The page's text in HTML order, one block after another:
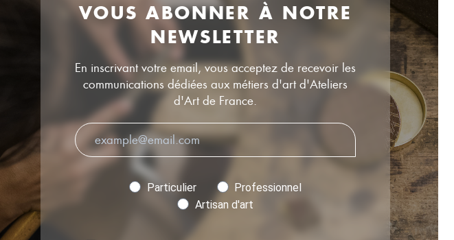
VOUS ABONNER À NOTRE
NEWSLETTER
En inscrivant votre email, vous acceptez de recevoir les
communications dédiées aux métiers d'art d'Ateliers
d'Art de France.
Particulier
Professionnel
Artisan d'art